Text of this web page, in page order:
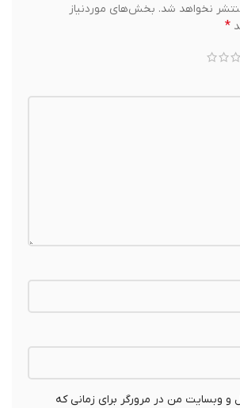
نخواهد شد. بخش‌های موردنیاز
من در مرورگر برای زمانی که